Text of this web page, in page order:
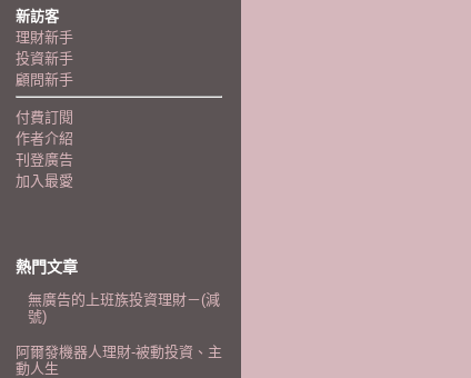
新訪客
理財新手
投資新手
顧問新手
付費訂閱
作者介紹
刊登廣告
加入最愛
熱門文章
無廣告的上班族投資理財－(減
號)
阿爾發機器人理財-被動投資、主
動人生